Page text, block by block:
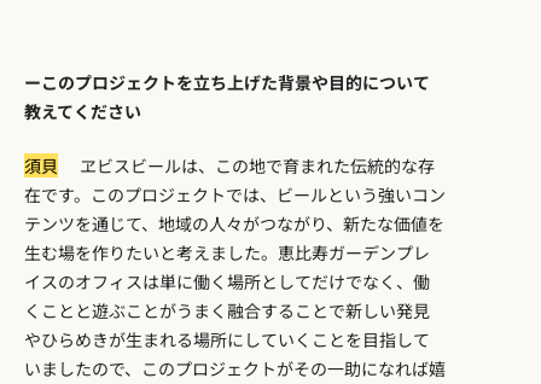
ーこのプロジェクトを立ち上げた背景や目的について
教えてください
須貝 ヱビスビールは、この地で育まれた伝統的な存
在です。このプロジェクトでは、ビールという強いコン
テンツを通じて、地域の人々がつながり、新たな価値を
生む場を作りたいと考えました。恵比寿ガーデンプレ
イスのオフィスは単に働く場所としてだけでなく、働
くことと遊ぶことがうまく融合することで新しい発見
やひらめきが生まれる場所にしていくことを目指して
いましたので、このプロジェクトがその一助になれば嬉